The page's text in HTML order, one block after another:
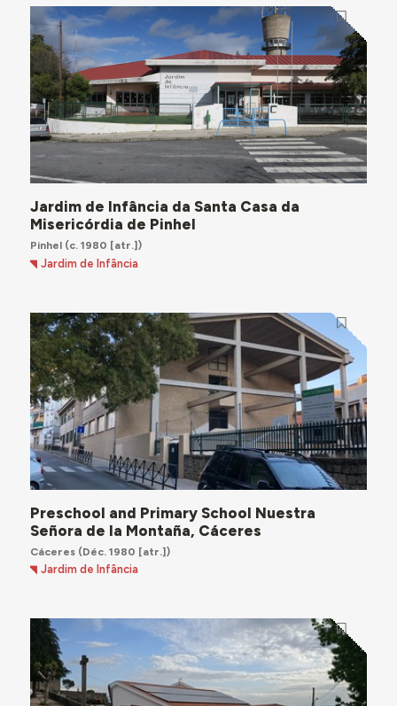
Jardim de Infância da Santa Casa da
Misericórdia de Pinhel
Pinhel(c. 1980 [atr.])
Jardim de Infância
Preschool and Primary School Nuestra
Señora de la Montaña, Cáceres
Cáceres(Déc. 1980 [atr.])
Jardim de Infância